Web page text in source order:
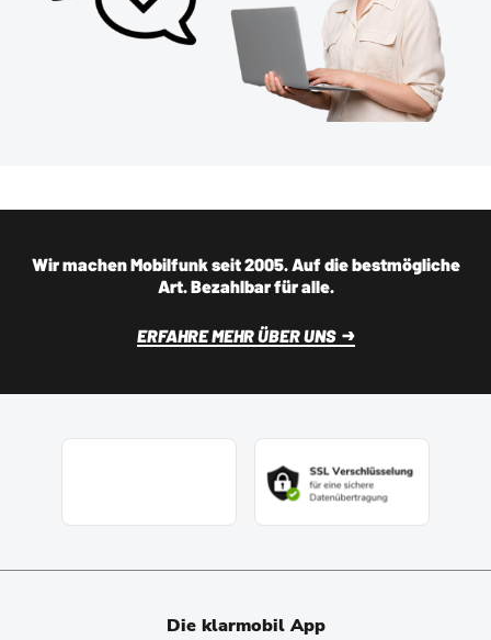
Wir machen Mobilfunk seit 2005. Auf die bestmögliche
Art. Bezahlbar für alle.
ERFAHRE MEHR ÜBER UNS
Die klarmobil App